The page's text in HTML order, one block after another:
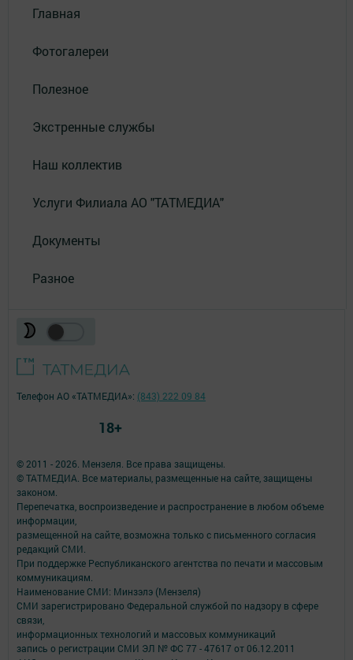
Главная
Фотогалереи
Полезное
Экстренные службы
Наш коллектив
Услуги Филиала АО "ТАТМЕДИА"
Документы
Разное
© 2011 - 2026. Мензеля. Все права защищены.
© ТАТМЕДИА. Все материалы, размещенные на сайте, защищены
законом.
Перепечатка, воспроизведение и распространение в любом объеме
информации,
размещенной на сайте, возможна только с письменного согласия
редакций СМИ.
При поддержке Республиканского агентства по печати и массовым
коммуникациям.
Наименование СМИ: Минзэлэ (Мензеля)
СМИ зарегистрировано Федеральной службой по надзору в сфере
связи,
информационных технологий и массовых коммуникаций
запись о регистрации СМИ ЭЛ № ФС 77 - 47617 от 06.12.2011
Телефон АО «ТАТМЕДИА»: (843) 222 09 84
18+